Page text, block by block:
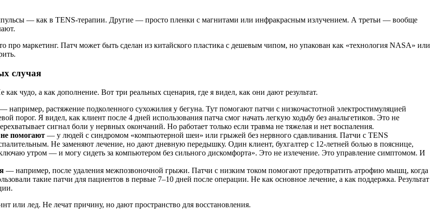
— как в ТENS-терапии. Другие — просто пленки с магнитами или инфракрасным излучением. А третьи — вообще
маркетинг. Патч может быть сделан из китайского пластика с дешевым чипом, но упакован как «технология NASA» или
случая
чудо, а как дополнение. Вот три реальных сценария, где я видел, как они дают результат.
например, растяжение подколенного сухожилия у бегуна. Тут помогают патчи с низкочастотной электростимуляцией
порог. Я видел, как клиент после 4 дней использования патча смог начать легкую ходьбу без анальгетиков. Это не
сигнал боли у нервных окончаний. Но работает только если травма не тяжелая и нет воспаления.
помогают — у людей с синдромом «компьютерной шеи» или грыжей без нервного сдавливания. Патчи с TENS
Не заменяют лечение, но дают дневную передышку. Один клиент, бухгалтер с 12-летней болью в пояснице,
утром — и могу сидеть за компьютером без сильного дискомфорта». Это не излечение. Это управление симптомом. И
— например, после удаления межпозвоночной грыжи. Патчи с низким током помогают предотвратить атрофию мышц, когда
такие патчи для пациентов в первые 7–10 дней после операции. Не как основное лечение, а как поддержка. Результат
или лед. Не лечат причину, но дают пространство для восстановления.